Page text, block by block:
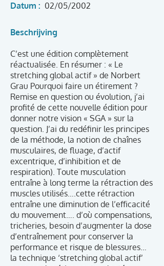
Datum : 02/05/2002
Beschrijving
C’est une édition complètement
réactualisée. En résumer : « Le
stretching global actif » de Norbert
Grau Pourquoi faire un étirement ?
Remise en question ou évolution, j’ai
profité de cette nouvelle édition pour
donner notre vision « SGA » sur la
question. J’ai du redéfinir les principes
de la méthode, la notion de chaînes
musculaires, de fluage, d’actif
excentrique, d’inhibition et de
respiration). Toute musculation
entraîne à long terme la rétraction des
muscles utilisés….cette rétraction
entraîne une diminution de l’efficacité
du mouvement…. d’où compensations,
tricheries, besoin d’augmenter la dose
d’entraînement pour conserver la
performance et risque de blessures…
la technique ‘stretching global actif’